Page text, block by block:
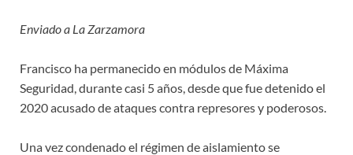
Enviado a La Zarzamora
Francisco ha permanecido en módulos de Máxima
Seguridad, durante casi 5 años, desde que fue detenido el
2020 acusado de ataques contra represores y poderosos.
Una vez condenado el régimen de aislamiento se